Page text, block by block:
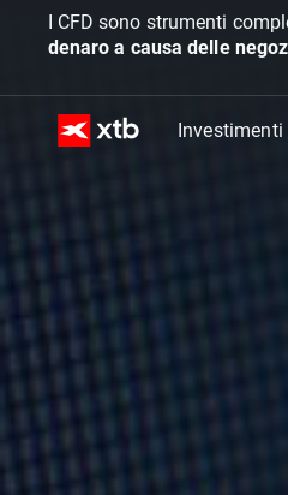
I CFD sono strumenti
denaro a causa delle
Investimenti